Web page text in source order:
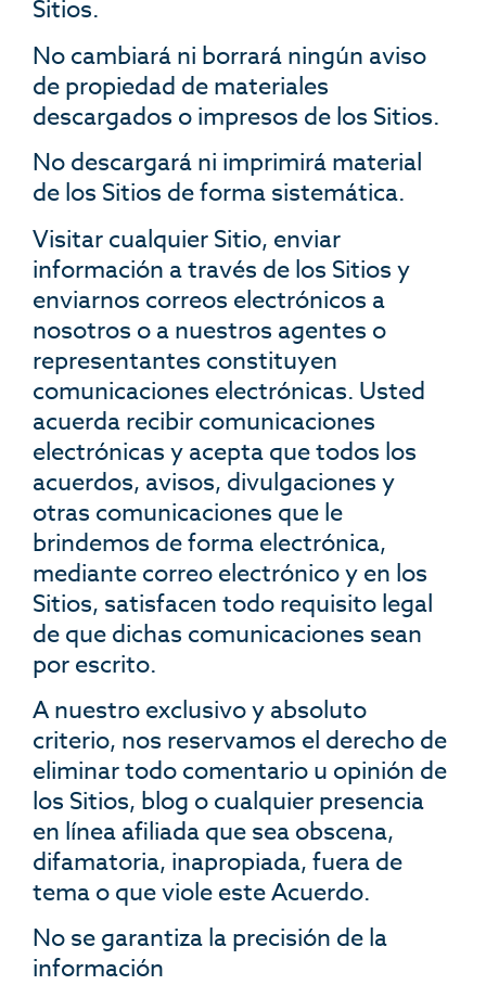
Sitios.
No cambiará ni borrará ningún aviso
de propiedad de materiales
descargados o impresos de los Sitios.
No descargará ni imprimirá material
de los Sitios de forma sistemática.
Visitar cualquier Sitio, enviar
información a través de los Sitios y
enviarnos correos electrónicos a
nosotros o a nuestros agentes o
representantes constituyen
comunicaciones electrónicas. Usted
acuerda recibir comunicaciones
electrónicas y acepta que todos los
acuerdos, avisos, divulgaciones y
otras comunicaciones que le
brindemos de forma electrónica,
mediante correo electrónico y en los
Sitios, satisfacen todo requisito legal
de que dichas comunicaciones sean
por escrito.
A nuestro exclusivo y absoluto
criterio, nos reservamos el derecho de
eliminar todo comentario u opinión de
los Sitios, blog o cualquier presencia
en línea afiliada que sea obscena,
difamatoria, inapropiada, fuera de
tema o que viole este Acuerdo.
No se garantiza la precisión de la
información